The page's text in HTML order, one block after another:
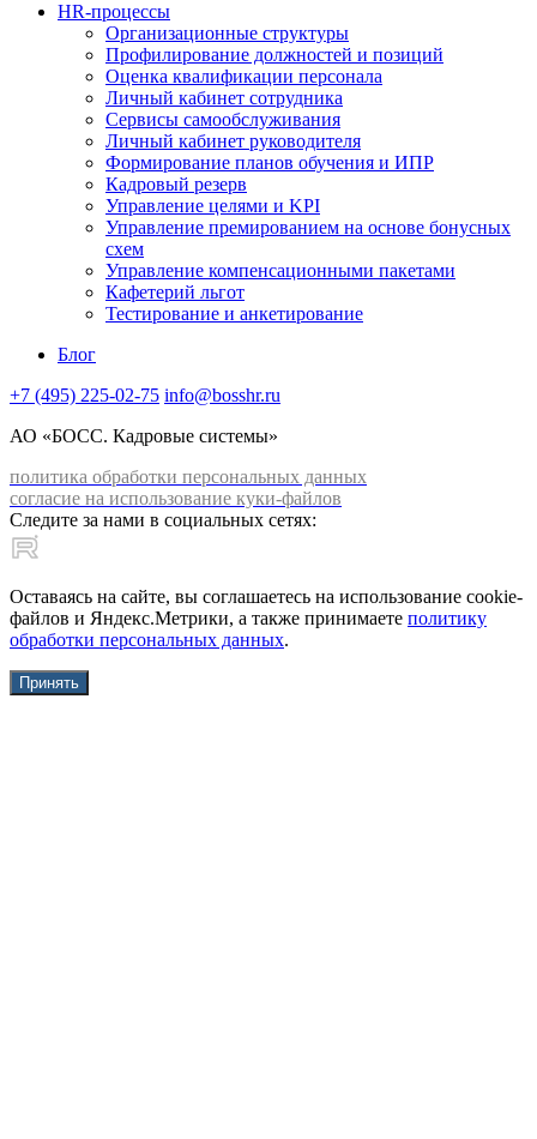
HR-процессы
Организационные структуры
Профилирование должностей и позиций
Оценка квалификации персонала
Личный кабинет сотрудника
Сервисы самообслуживания
Личный кабинет руководителя
Формирование планов обучения и ИПР
Кадровый резерв
Управление целями и KPI
Управление премированием на основе бонусных
схем
Управление компенсационными пакетами
Кафетерий льгот
Тестирование и анкетирование
Блог
+7 (495) 225-02-75 info@bosshr.ru
АО «БОСС. Кадровые системы»
политика обработки персональных данных
согласие на использование куки-файлов
Следите за нами в социальных сетях:
Оставаясь на сайте, вы соглашаетесь на использование cookie-
файлов и Яндекс.Метрики, а также принимаете политику
обработки персональных данных.
Принять